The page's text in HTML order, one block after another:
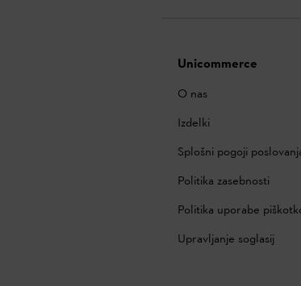
Unicommerce
O nas
Izdelki
Splošni pogoji
Politika zasebnosti
Politika uporabe
Upravljanje soglasij